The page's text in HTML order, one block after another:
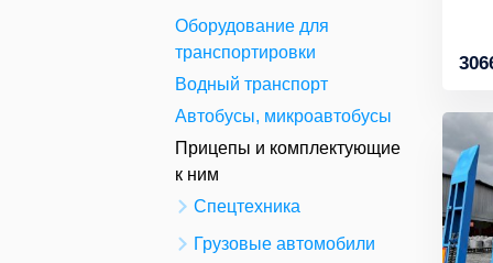
Оборудование для
транспортировки
Водный транспорт
Автобусы, микроавтобусы
Прицепы и комплектующие
к ним
Спецтехника
Грузовые автомобили